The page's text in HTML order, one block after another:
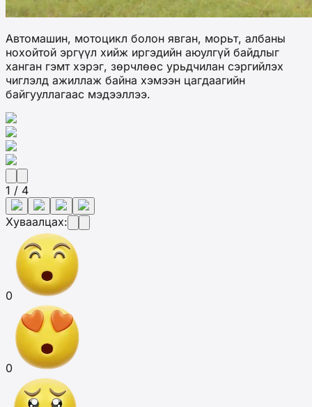
Автомашин, мотоцикл болон явган, морьт, албаны
нохойтой эргүүл хийж иргэдийн аюулгүй байдлыг
ханган гэмт хэрэг, зөрчлөөс урьдчилан сэргийлэх
чиглэлд ажиллаж байна хэмээн цагдаагийн
байгууллагаас мэдээллээ.
1 / 4
Хуваалцах:
0
0